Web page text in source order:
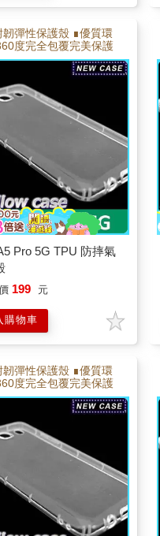
韌彈性保護殼 ∎優質環
度完全包覆完美保護
,邊角加強氣墊 ∎耐彎
拆卸不易變形
Pro 5G TPU 防摔氣
199 元
購物車
韌彈性保護殼 ∎優質環
度完全包覆完美保護
,邊角加強氣墊 ∎耐彎
拆卸不易變形